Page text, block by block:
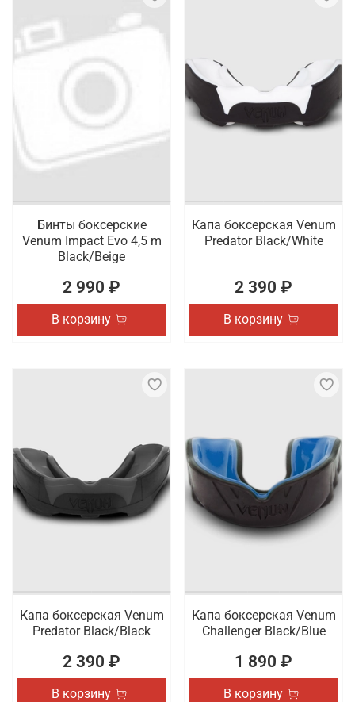
Бинты боксерские
Venum Impact Evo 4,5 m
Black/Beige
2 990 ₽
В корзину
Капа боксерская Venum
Predator Black/White
2 390 ₽
В корзину
Капа боксерская Venum
Predator Black/Black
2 390 ₽
В корзину
Капа боксерская Venum
Challenger Black/Blue
1 890 ₽
В корзину